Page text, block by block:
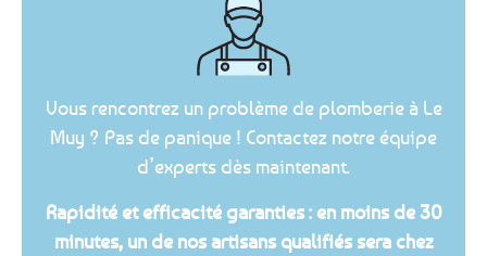
Vous rencontrez un problème de plomberie à Le
Muy ? Pas de panique ! Contactez notre équipe
d’experts dès maintenant.
Rapidité et efficacité garanties : en moins de 30
minutes, un de nos artisans qualifiés sera chez